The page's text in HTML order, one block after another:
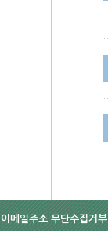
이메일주소 무단수집거부